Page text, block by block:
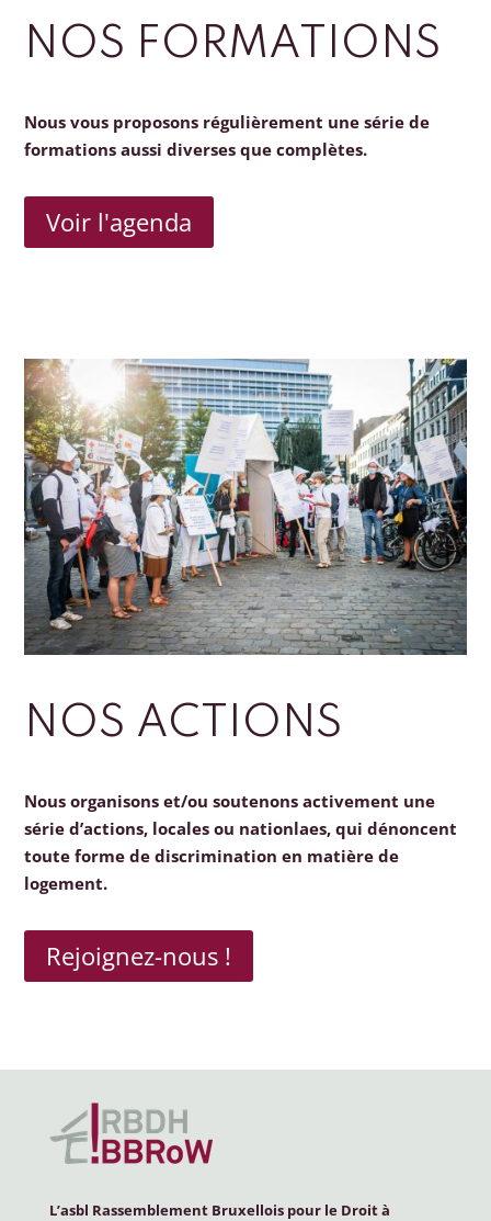
NOS FORMATIONS
Nous vous proposons régulièrement une série de
formations aussi diverses que complètes.
Voir l'agenda
NOS ACTIONS
Nous organisons et/ou soutenons activement une
série d’actions, locales ou nationlaes, qui dénoncent
toute forme de discrimination en matière de
logement.
Rejoignez-nous !
L’asbl Rassemblement Bruxellois pour le Droit à